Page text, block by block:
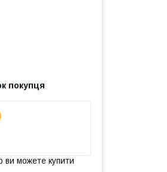
покупця
ви можете купити